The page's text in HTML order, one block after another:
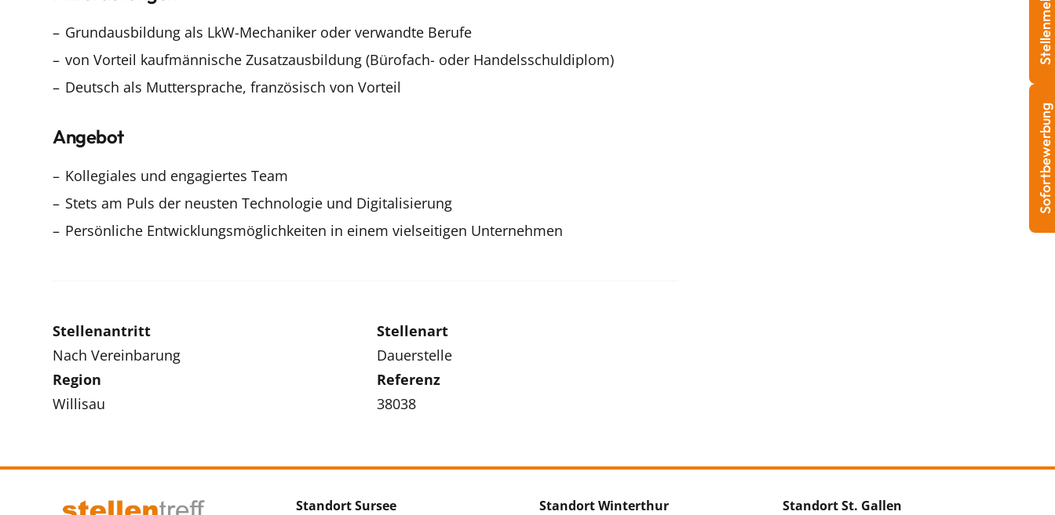
Grundausbildung als LkW-Mechaniker oder verwandte Berufe
von Vorteil kaufmännische Zusatzausbildung (Bürofach- oder Handelsschuldiplom)
Deutsch als Muttersprache, französisch von Vorteil
Angebot
Kollegiales und engagiertes Team
Stets am Puls der neusten Technologie und Digitalisierung
Persönliche Entwicklungsmöglichkeiten in einem vielseitigen Unternehmen
Stellenantritt
Nach Vereinbarung
Stellenart
Dauerstelle
Region
Willisau
Referenz
38038
Standort Sursee
Standort Winterthur
Standort St. Gallen
Sofortbewerbung